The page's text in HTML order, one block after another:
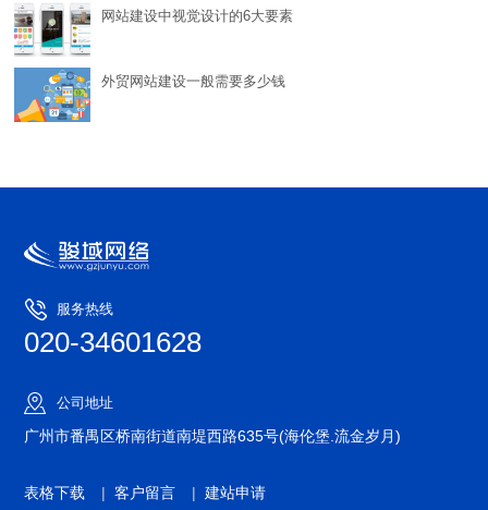
网站建设中视觉设计的6大要素
外贸网站建设一般需要多少钱
服务热线
020-34601628
公司地址
广州市番禺区桥南街道南堤西路635号(海伦堡.流金岁月)
表格下载 |客户留言 |建站申请